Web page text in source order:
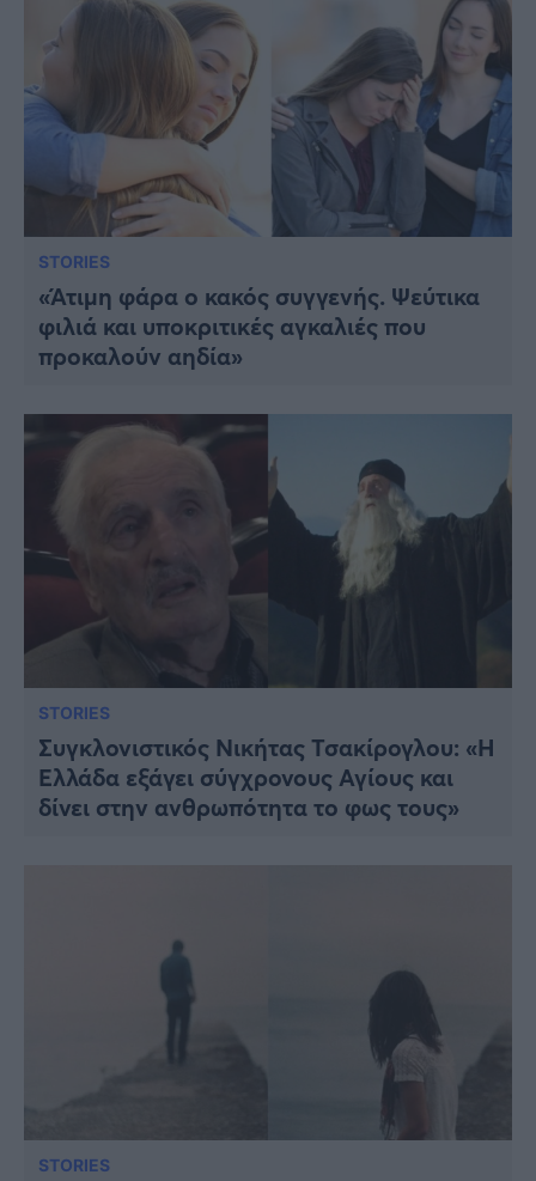
STORIES
«Άτιμη φάρα ο κακός συγγενής. Ψεύτικα
φιλιά και υποκριτικές αγκαλιές που
προκαλούν αηδία»
STORIES
Συγκλονιστικός Νικήτας Τσακίρογλου: «Η
Ελλάδα εξάγει σύγχρονους Αγίους και
δίνει στην ανθρωπότητα το φως τους»
STORIES